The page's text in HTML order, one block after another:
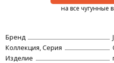
на все чугунные
Бренд
Коллекция, Серия
Изделие